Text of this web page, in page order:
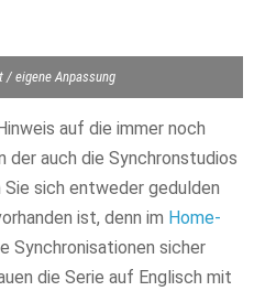
/ eigene Anpassung
auf die immer noch
der auch die Synchronstudios
sich entweder gedulden
ist, denn im Home-
Synchronisationen sicher
die Serie auf Englisch mit